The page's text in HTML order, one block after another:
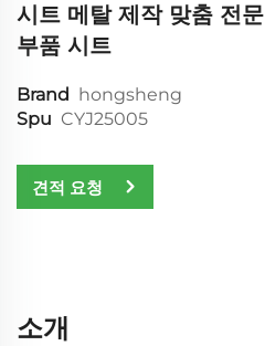
시트 메탈 제작 맞춤 전
부품 시트
Brand
hongsheng
Spu CYJ25005
견적 요청
소개